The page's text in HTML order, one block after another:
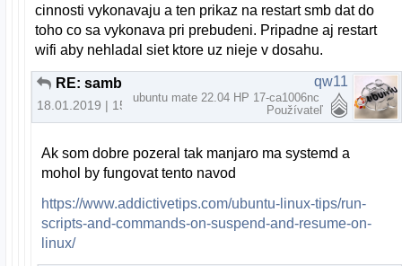
cinnosti vykonavaju a ten prikaz na restart smb dat do
toho co sa vykonava pri prebudeni. Pripadne aj restart
wifi aby nehladal siet ktore uz nieje v dosahu.
18.01.2019 | 15:30
qw11
ubuntu mate 22.04 HP 17-ca1006nc
Používateľ
Ak som dobre pozeral tak manjaro ma systemd a
mohol by fungovat tento navod
https://www.addictivetips.com/ubuntu-linux-tips/run-
scripts-and-commands-on-suspend-and-resume-on-
linux/